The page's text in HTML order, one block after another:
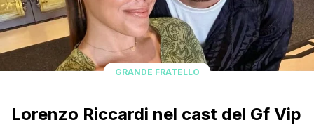
GRANDE FRATELLO
Lorenzo Riccardi nel cast del Gf Vip